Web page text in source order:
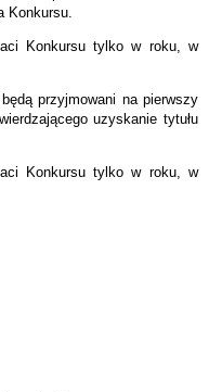
Konkursu.
Konkursu tylko w roku, w
przyjmowani na pierwszy
uzyskanie tytułu
Konkursu tylko w roku, w